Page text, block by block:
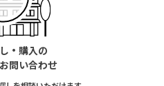
・購入の
問い合わせ